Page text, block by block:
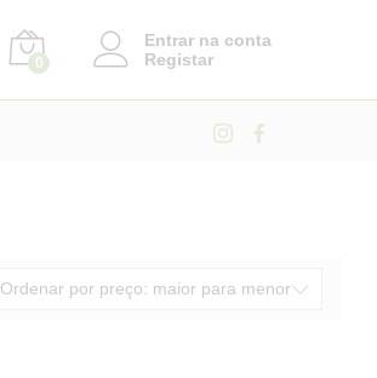
0
Entrar na conta
Registar
Ordenar por preço: maior para menor